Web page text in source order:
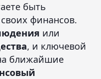
быть
финансов.
или
, и ключевой
ближайшие